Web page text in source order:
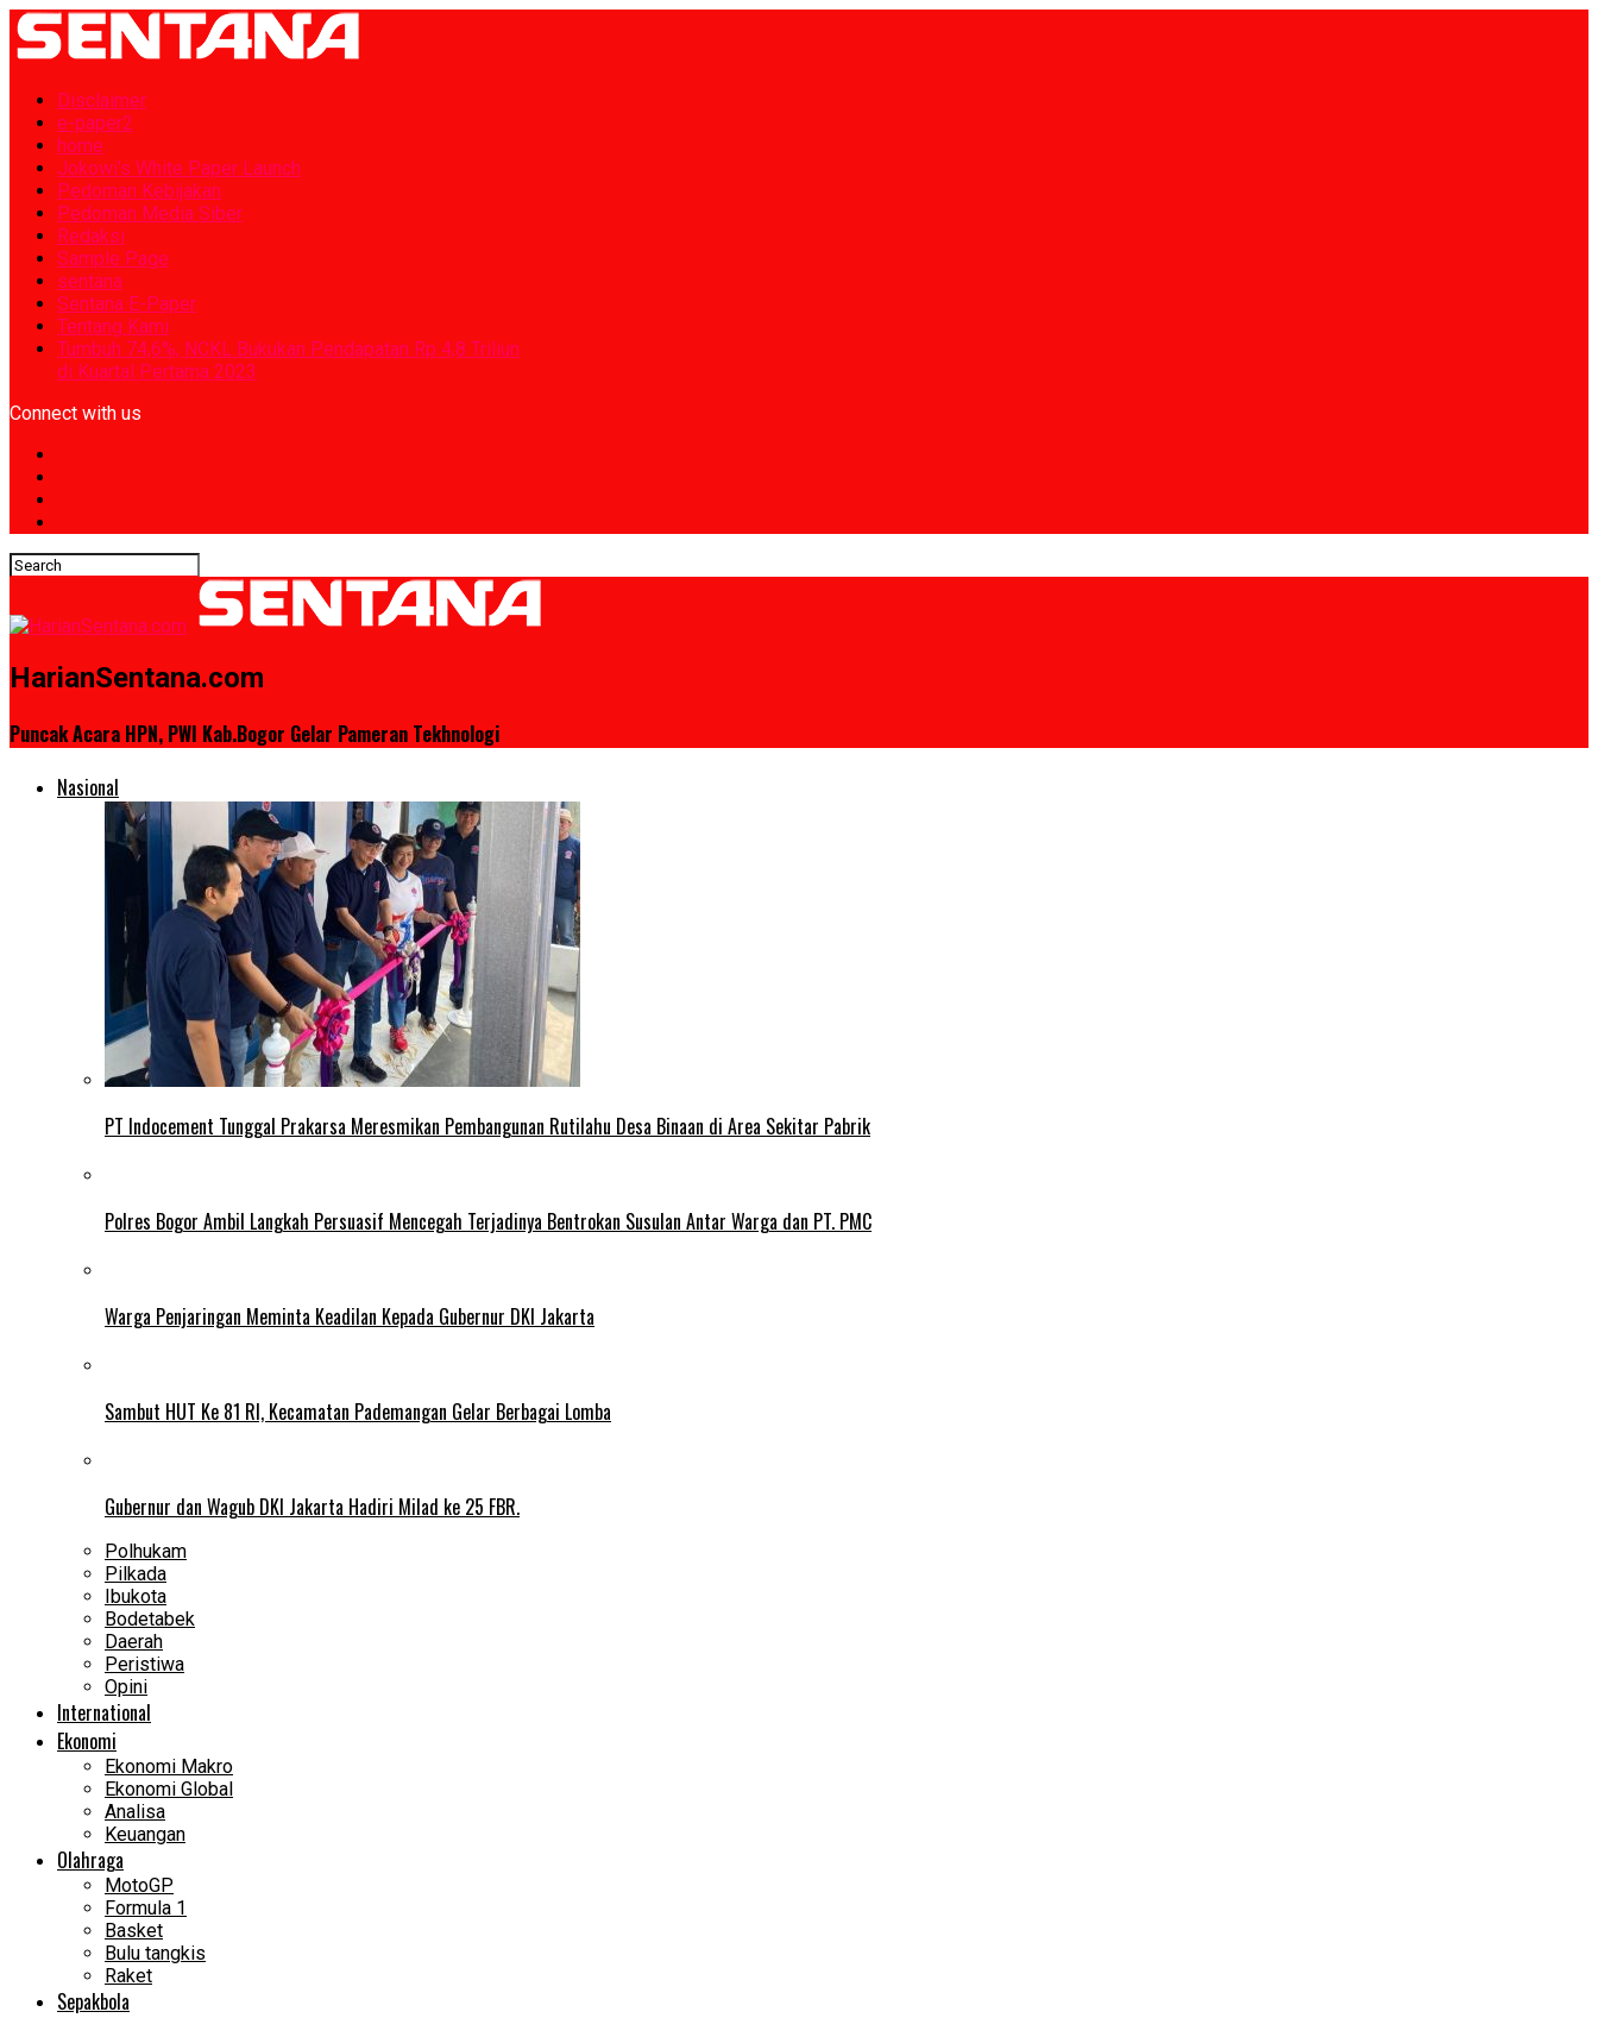
Disclaimer
e-paper2
home
Jokowi’s White Paper Launch
Pedoman Kebijakan
Pedoman Media Siber
Redaksi
Sample Page
sentana
Sentana E-Paper
Tentang Kami
Tumbuh 74,6%, NCKL Bukukan Pendapatan Rp 4,8 Triliun
di Kuartal Pertama 2023
Connect with us
HarianSentana.com
Puncak Acara HPN, PWI Kab.Bogor Gelar Pameran Tekhnologi
Nasional
PT Indocement Tunggal Prakarsa Meresmikan Pembangunan Rutilahu Desa Binaan di Area Sekitar Pabrik
Polres Bogor Ambil Langkah Persuasif Mencegah Terjadinya Bentrokan Susulan Antar Warga dan PT. PMC
Warga Penjaringan Meminta Keadilan Kepada Gubernur DKI Jakarta
Sambut HUT Ke 81 RI, Kecamatan Pademangan Gelar Berbagai Lomba
Gubernur dan Wagub DKI Jakarta Hadiri Milad ke 25 FBR.
Polhukam
Pilkada
Ibukota
Bodetabek
Daerah
Peristiwa
Opini
International
Ekonomi
Ekonomi Makro
Ekonomi Global
Analisa
Keuangan
Olahraga
MotoGP
Formula 1
Basket
Bulu tangkis
Raket
Sepakbola